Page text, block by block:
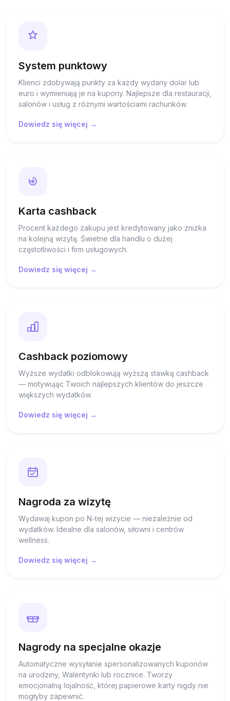
System punktowy
Klienci zdobywają punkty za każdy wydany dolar lub
euro i wymieniają je na kupony. Najlepsze dla restauracji,
salonów i usług z różnymi wartościami rachunków.
Dowiedz się więcej →
Karta cashback
Procent każdego zakupu jest kredytowany jako zniżka
na kolejną wizytę. Świetne dla handlu o dużej
częstotliwości i firm usługowych.
Dowiedz się więcej →
Cashback poziomowy
Wyższe wydatki odblokowują wyższą stawkę cashback
— motywując Twoich najlepszych klientów do jeszcze
większych wydatków.
Dowiedz się więcej →
Nagroda za wizytę
Wydawaj kupon po N-tej wizycie — niezależnie od
wydatków. Idealne dla salonów, siłowni i centrów
wellness.
Dowiedz się więcej →
Nagrody na specjalne okazje
Automatyczne wysyłanie spersonalizowanych kuponów
na urodziny, Walentynki lub rocznice. Tworzy
emocjonalną lojalność, której papierowe karty nigdy nie
mogłyby zapewnić.